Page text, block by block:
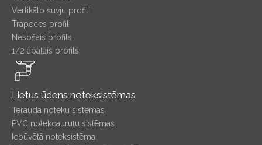
Vertikālo šuvju profili
Trapeces profili
Nesošais profils
1/2 apaļais profils
Lietus ūdens noteksistēmas
Tērauda noteku sistēmas
PVC notekcauruļu sistēmas
Iebūvētā noteksistēma